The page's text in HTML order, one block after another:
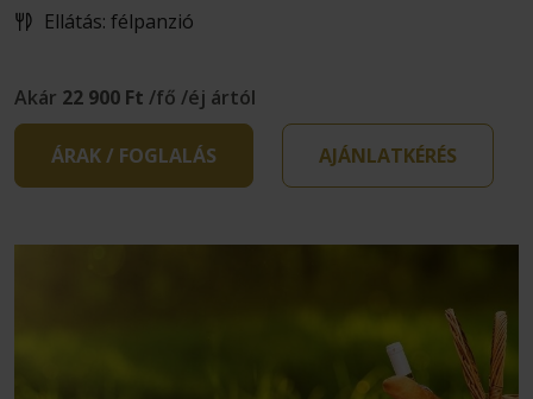
Ellátás: félpanzió
Akár 22 900 Ft /fő /éj ártól
ÁRAK / FOGLALÁS AJÁNLATKÉRÉS